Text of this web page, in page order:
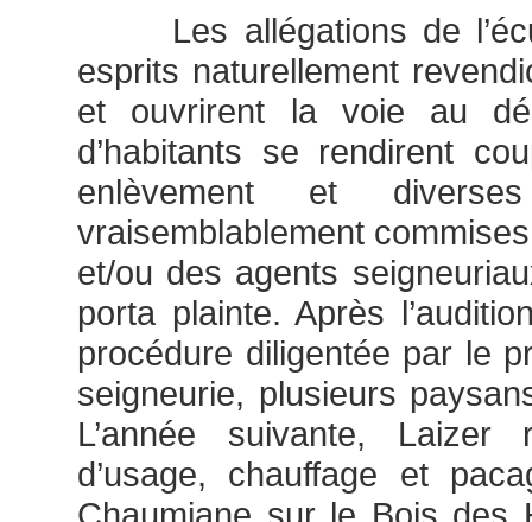
Les allégations de
esprits naturellement
et ouvrirent la voie au
d’habitants se rendirent
enlèvement et
vraisemblablement
et/ou des agents
porta plainte. Après
procédure diligentée par le
seigneurie, plusieurs
L’année suivante,
d’usage, chauffage et